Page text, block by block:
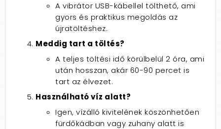
A vibrátor USB-kábellel tölthető, ami
gyors és praktikus megoldás az
újratöltéshez.
Meddig tart a töltés?
A teljes töltési idő körülbelül 2 óra, ami
után hosszan, akár 60-90 percet is
tart az élvezet.
Használható víz alatt?
Igen, vízálló kivitelének köszönhetően
fürdőkádban vagy zuhany alatt is